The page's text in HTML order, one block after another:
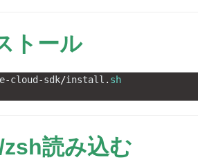
トール
-cloud -sdk/install . sh
読み込む